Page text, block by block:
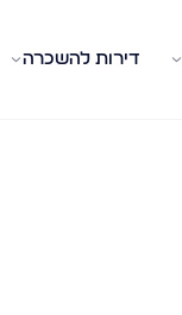
דירות להשכרה